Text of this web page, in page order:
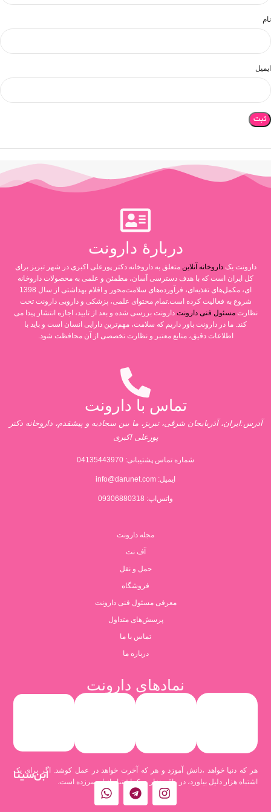
نام
ایمیل
دربارۀ دارونت
دارونت یکداروخانه آنلاین متعلق به داروخانه دکتر پورعلی اکبری در شهر تبریز برای
کل ایران است که با هدف دسترسی آسان، مطمئن و علمی به محصولات داروخانه
ای، مکمل‌های تغذیه‌ای، فرآورده‌های سلامت‌محور و اقلام بهداشتی از سال 1398
شروع به فعالیت کرده است.تمام محتوای علمی، پزشکی و دارویی دارونت تحت
نظارتمسئول فنی دارونت دارونت بررسی شده و بعد از تایید، اجازه انتشار پیدا می
کند. ما در دارونت باور داریم که سلامت، مهم‌ترین دارایی انسان است و باید با
اطلاعات دقیق، منابع معتبر و نظارت تخصصی از آن محافظت شود.
تماس با دارونت
آدرس:ایران، آذربایجان شرقی، تبریز، ما بین سجادیه و پیشقدم، داروخانه دکتر
پورعلی اکبری
شماره تماس پشتیبانی: 04135443970
ایمیل: info@darunet.com
واتس‌اپ: 09306880318
مجله دارونت
آف نت
حمل و نقل
فروشگاه
معرفی مسئول فنی دارونت
پرسش‌های متداول
تماس با ما
درباره ما
نمادهای دارونت
هر که دنیا خواهد ،دانش آموزد و هر که آخرت خواهد در عمل کوشد. اگر برای یک
اشتباه هزار دلیل بیاورد، در واقع هزار و یک اشتباه از او سرزده است.
ابن‌سینا